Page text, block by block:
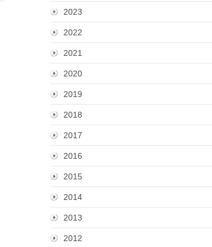
2023
2022
2021
2020
2019
2018
2017
2016
2015
2014
2013
2012